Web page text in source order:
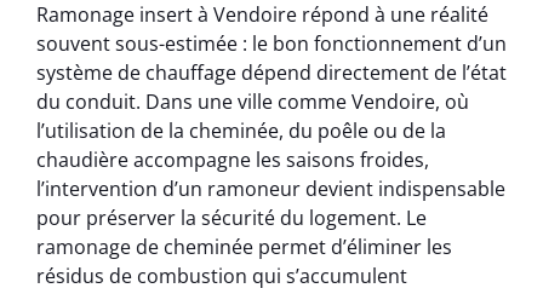
Ramonage insert à Vendoire répond à une réalité
souvent sous-estimée : le bon fonctionnement d’un
système de chauffage dépend directement de l’état
du conduit. Dans une ville comme Vendoire, où
l’utilisation de la cheminée, du poêle ou de la
chaudière accompagne les saisons froides,
l’intervention d’un ramoneur devient indispensable
pour préserver la sécurité du logement. Le
ramonage de cheminée permet d’éliminer les
résidus de combustion qui s’accumulent